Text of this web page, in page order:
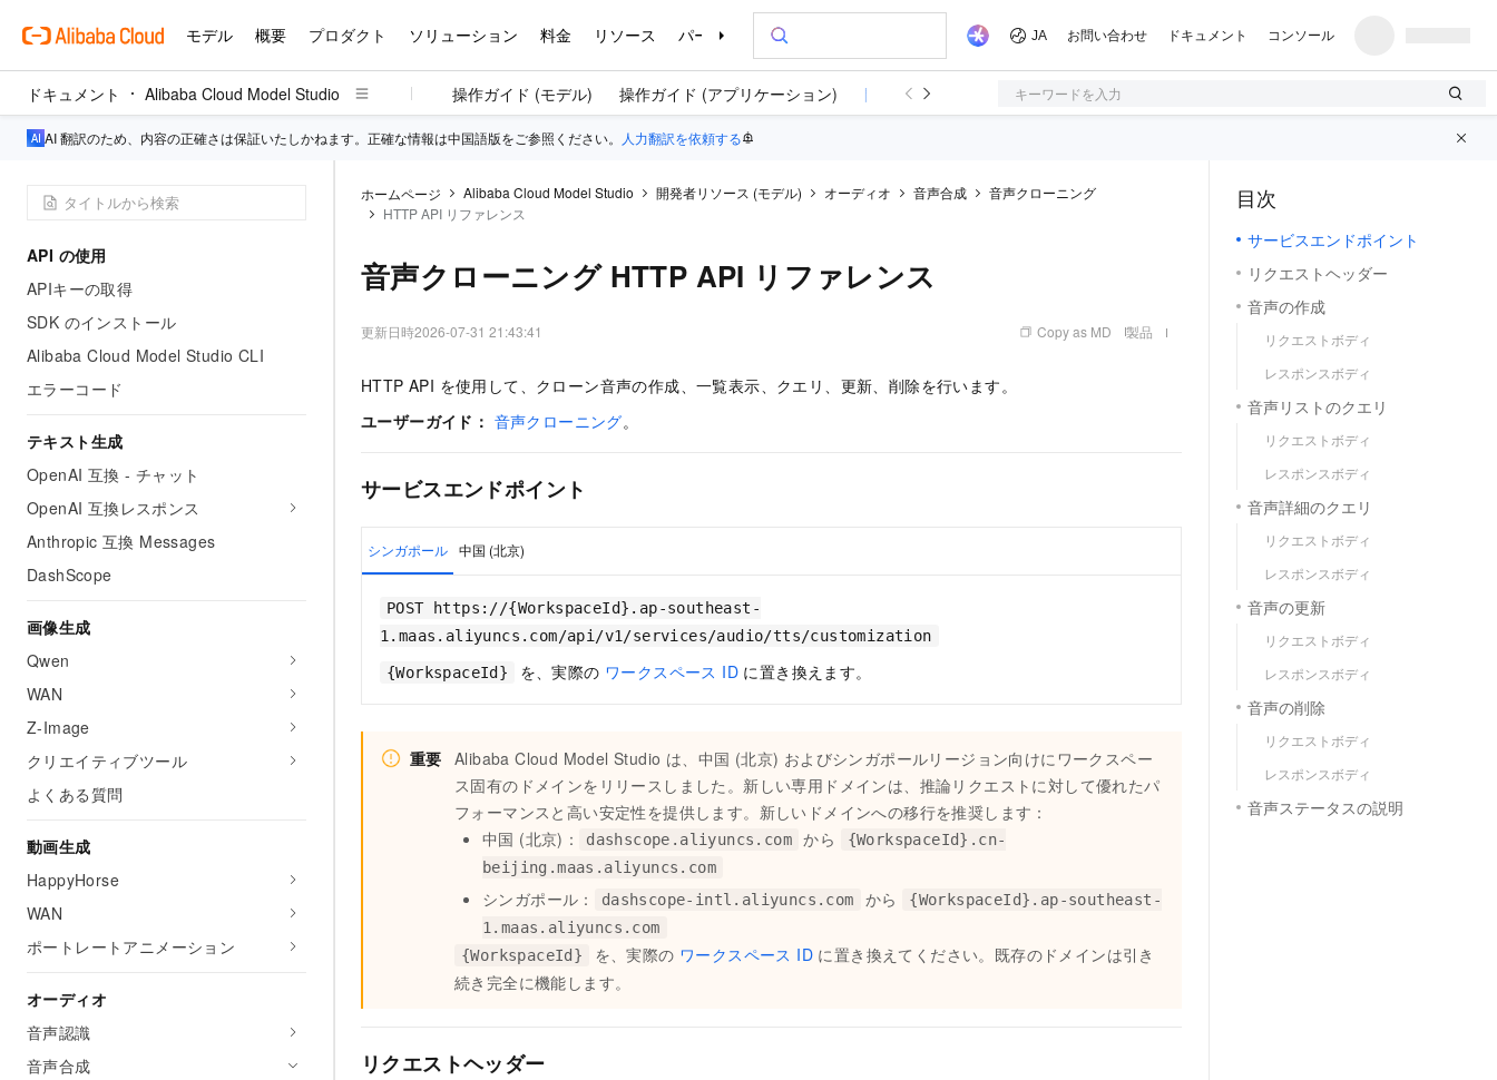
ドキュメント Alibaba Cloud Model Studio 操作ガイド (モデル) 操作ガイド (アプリケーション) 開発者リソース (モデル) 開発者リソース (アプリケーション)
キーワードを入力
AI 翻訳のため、内容の正確さは保証いたしかねます。正確な情報は中国語版をご参照ください。 人力翻訳を依頼する
API の使用
APIキーの取得
SDK のインストール
Alibaba Cloud Model Studio CLI
エラーコード
テキスト生成
OpenAI 互換 - チャット
OpenAI 互換レスポンス
Anthropic 互換 Messages
DashScope
画像生成
Qwen
WAN
Z-Image
クリエイティブツール
よくある質問
動画生成
HappyHorse
WAN
ポートレートアニメーション
オーディオ
音声認識
音声合成
ホームページ Alibaba Cloud Model Studio 開発者リソース (モデル) オーディオ 音声合成
音声クローニング
HTTP API リファレンス
音声クローニング HTTP API リファレンス
更新日時2026-07-31 21:43:41 Copy as MD 製品
HTTP API を使用して、クローン音声の作成、一覧表示、クエリ、更新、削除を行います。
ユーザーガイド： 音声クローニング。
サービスエンドポイント
シンガポール 中国 (北京)
POST https://{WorkspaceId}.ap-southeast-
1.maas.aliyuncs.com/api/v1/services/audio/tts/customization
{WorkspaceId} を、実際の ワークスペース ID に置き換えます。
重要 Alibaba Cloud Model Studio は、中国 (北京) およびシンガポールリージョン向けにワークスペー
ス固有のドメインをリリースしました。新しい専用ドメインは、推論リクエストに対して優れたパ
フォーマンスと高い安定性を提供します。新しいドメインへの移行を推奨します：
中国 (北京)：
dashscope.aliyuncs.com から
{WorkspaceId}.cn-
beijing.maas.aliyuncs.com
シンガポール： dashscope-intl.aliyuncs.com から
{WorkspaceId}.ap-southeast-
1.maas.aliyuncs.com
{WorkspaceId}
を、実際の ワークスペース ID に置き換えてください。既存のドメインは引き
続き完全に機能します。
リクエストヘッダー
目次
サービスエンドポイント
リクエストヘッダー
音声の作成
リクエストボディ
レスポンスボディ
音声リストのクエリ
リクエストボディ
レスポンスボディ
音声詳細のクエリ
リクエストボディ
レスポンスボディ
音声の更新
リクエストボディ
レスポンスボディ
音声の削除
リクエストボディ
レスポンスボディ
音声ステータスの説明